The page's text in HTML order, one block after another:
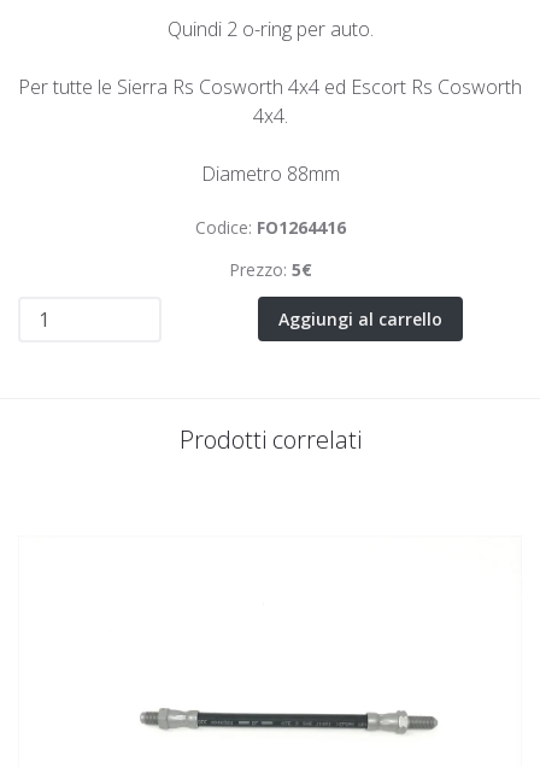
Quindi 2 o-ring per auto.
Per tutte le Sierra Rs Cosworth 4x4 ed Escort Rs Cosworth
4x4.
Diametro 88mm
Codice: FO1264416
Prezzo: 5€
Aggiungi al carrello
Prodotti correlati